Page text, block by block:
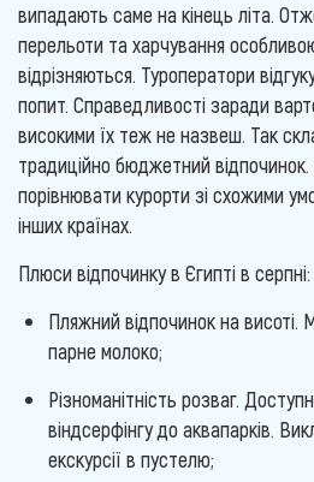
випадають саме на кінець літа.
перельоти та харчування
відрізняються. Туроператори
попит. Справедливості заради
високими їх теж не назвеш. Так
традиційно бюджетний
порівнювати курорти зі схожими
інших країнах.
Плюси відпочинку в Єгипті в серпні:
Пляжний відпочинок на
парне молоко;
Різноманітність розваг.
віндсерфінгу до аквапарків.
екскурсії в пустелю;